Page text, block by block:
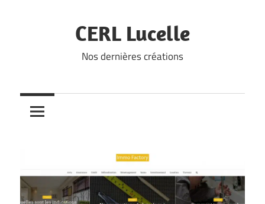
CERL Lucelle
Nos dernières créations